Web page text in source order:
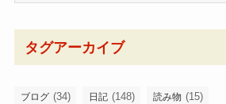
タグアーカイブ
ブログ (34) 日記 (148) 読み物 (15)